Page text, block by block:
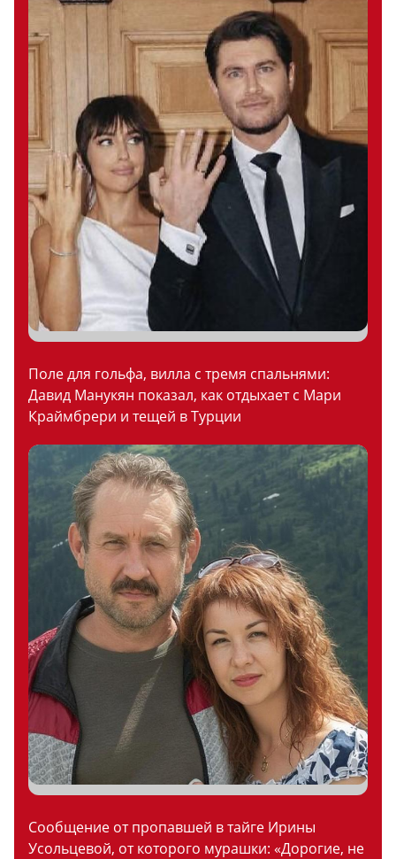
Поле для гольфа, вилла с тремя спальнями:
Давид Манукян показал, как отдыхает с Мари
Краймбрери и тещей в Турции
Сообщение от пропавшей в тайге Ирины
Усольцевой, от которого мурашки: «Дорогие, не